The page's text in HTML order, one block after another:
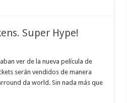
Super Hype!
ver de la nueva película de
serán vendidos de manera
da world. Sin nada más que